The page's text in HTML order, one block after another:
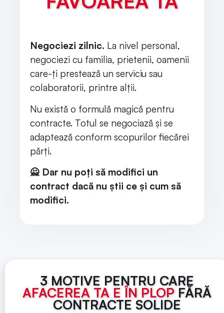
Negociezi zilnic. La nivel personal,
negociezi cu familia, prietenii, oamenii
care-ți prestează un serviciu sau
colaboratorii, printre alții.
Nu există o formulă magică pentru
contracte. Totul se negociază și se
adaptează conform scopurilor fiecărei
părți.
🙅 Dar nu poți să modifici un
contract dacă nu știi ce și cum să
modifici.
3 MOTIVE PENTRU CARE
AFACEREA TA E ÎN PLOP FĂRĂ
CONTRACTE SOLIDE